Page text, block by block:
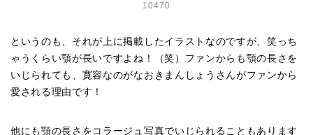
10470
というのも、それが上に掲載したイラストなのですが、笑っち
ゃうくらい顎が長いですよね！（笑）ファンからも顎の長さを
いじられても、寛容なのがなおきまんしょうさんがファンから
愛される理由です！
他にも顎の長さをコラージュ写真でいじられることもあります